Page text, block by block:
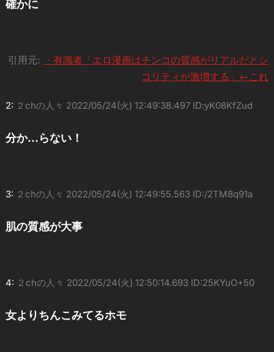
確かに
引用元:
・有識者「エロ漫画はチンコの質感がリアルだとシ
コリティが激増する」←これ
2: ２chの人々 2022/05/24(火) 12:49:38.497 ID:yK08KfZud
分か…らない！
3: ２chの人々 2022/05/24(火) 12:49:55.563 ID:/2TM8q91a
肌の質感が大事
4: ２chの人々 2022/05/24(火) 12:50:14.693 ID:25KYuO+50
女よりちんこみてるホモ